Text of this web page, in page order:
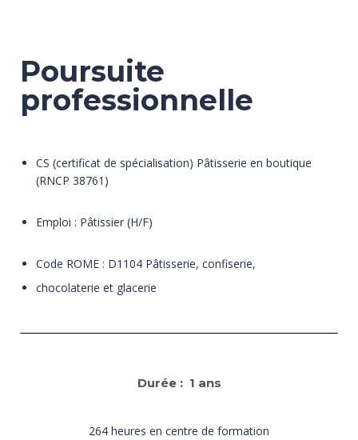
Poursuite
professionnelle
CS (certificat de spécialisation) Pâtisserie en boutique
(RNCP 38761)
Emploi : Pâtissier (H/F)
Code ROME : D1104 Pâtisserie, confiserie,
chocolaterie et glacerie
Durée : 1 ans
264 heures en centre de formation